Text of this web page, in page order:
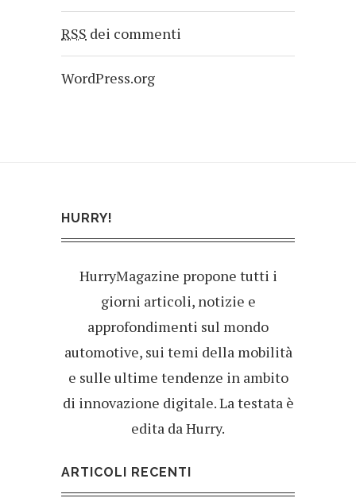
RSS dei commenti
WordPress.org
HURRY!
HurryMagazine propone tutti i
giorni articoli, notizie e
approfondimenti sul mondo
automotive, sui temi della mobilità
e sulle ultime tendenze in ambito
di innovazione digitale. La testata è
edita da Hurry.
ARTICOLI RECENTI